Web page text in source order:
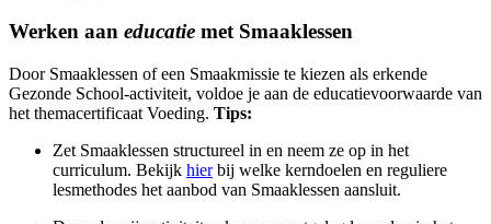
Werken aan educatie met Smaaklessen
Door Smaaklessen of een Smaakmissie te kiezen als erkende
Gezonde School-activiteit, voldoe je aan de educatievoorwaarde van
het themacertificaat Voeding. Tips:
Zet Smaaklessen structureel in en neem ze op in het
curriculum. Bekijk hierbij welke kerndoelen en reguliere
lesmethodes het aanbod van Smaaklessen aansluit.